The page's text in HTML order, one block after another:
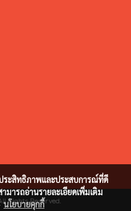
Rights Reserved.
ระสิทธิภาพและประสบการณ์ที่ดี
มารถอ่านรายละเอียดเพิ่มเติม
นโยบายคุกกี้